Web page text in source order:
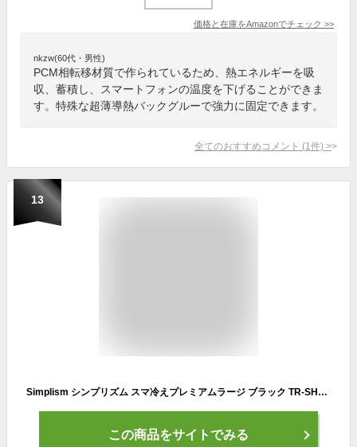
価格と在庫をAmazonでチェック >>
nkzw(60代・男性)
PCM相転移材質で作られているため、熱エネルギーを吸
収、蓄積し、スマートフォンの温度を下げることができま
す。特殊な超薄導熱バックグルーで強力に固定できます。
全てのおすすめコメント (1 件) >
13
Simplism シンプリズム スマ冷えプレミアムラージ ブラック TR-SHPL-BK
この商品をサイトでみる